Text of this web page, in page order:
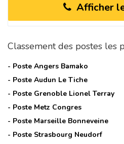
Afficher
Classement des postes les
- Poste Angers Bamako
- Poste Audun Le Tiche
- Poste Grenoble Lionel Terray
- Poste Metz Congres
- Poste Marseille Bonneveine
- Poste Strasbourg Neudorf